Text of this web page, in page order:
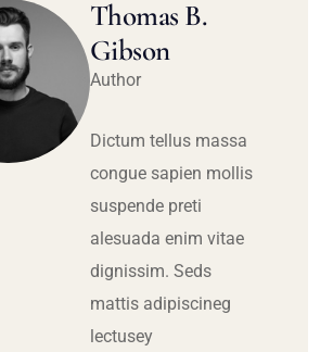
Thomas B.
Gibson
Author
Dictum tellus massa
congue sapien mollis
suspende preti
alesuada enim vitae
dignissim. Seds
mattis adipiscineg
lectusey